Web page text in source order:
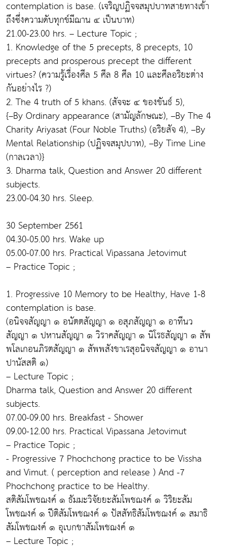
contemplation is base. (เจริญปฏิจจสมุปบาทสายทางเข้า
ถึงซึ่งความดับทุกข์มีฌาน ๔ เป็นบาท)
21.00-23.00 hrs. – Lecture Topic ;
1. Knowledge of the 5 precepts, 8 precepts, 10
precepts and prosperous precept the different
virtues? (ความรู้เรื่องศีล 5 ศีล 8 ศีล 10 และศีลอริยะต่าง
กันอย่างไร ?)
2. The 4 truth of 5 khans. (สัจจะ ๔ ของขันธ์ 5),
{–By Ordinary appearance (สามัญลักษณะ), –By The 4
Charity Ariyasat (Four Noble Truths) (อริยสัจ 4), –By
Mental Relationship (ปฏิจจสมุปบาท), –By Time Line
(กาลเวลา)}
3. Dharma talk, Question and Answer 20 different
subjects.
23.00-04.30 hrs. Sleep.
30 September 2561
04.30-05.00 hrs. Wake up
05.00-07.00 hrs. Practical Vipassana Jetovimut
– Practice Topic ;
1. Progressive 10 Memory to be Healthy, Have 1-8
contemplation is base.
(อนิจจสัญญา ๑ อนัตตสัญญา ๑ อสุภสัญญา ๑ อาทีนว
สัญญา ๑ ปหานสัญญา ๑ วิราคสัญญา ๑ นิโรธสัญญา ๑ สัพ
พโลเกอนภิรตสัญญา ๑ สัพพสังขาเรสุอนิจจสัญญา ๑ อานา
ปานัสสติ ๑)
– Lecture Topic ;
Dharma talk, Question and Answer 20 different
subjects.
07.00-09.00 hrs. Breakfast - Shower
09.00-12.00 hrs. Practical Vipassana Jetovimut
– Practice Topic ;
- Progressive 7 Phochchong practice to be Vissha
and Vimut. ( perception and release ) And -7
Phochchong practice to be Healthy.
สติสัมโพชฌงค์ ๑ ธัมมะวิจัยยะสัมโพชฌงค์ ๑ วิริยะสัม
โพชฌงค์ ๑ ปีติสัมโพชฌงค์ ๑ ปัสสัทธิสัมโพชฌงค์ ๑ สมาธิ
สัมโพชฌงค์ ๑ อุเบกขาสัมโพชฌงค์ ๑
– Lecture Topic ;